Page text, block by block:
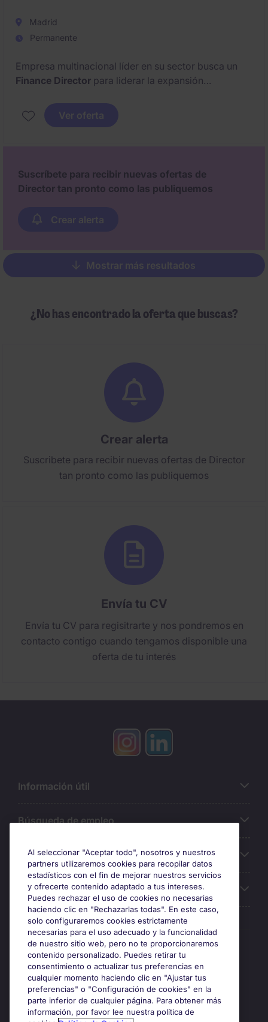
Madrid
Permanente
Empresa multinacional líder en su sector busca un
Finance Director para liderar la expansión
enMadrid Centro . El candidato ideal contará con
8 años de experienciaen una multinacional de
Ver oferta
Suscríbete para recibir nuevas ofertas de
Director tan pronto como las publiquemos
Crear alerta
Pagination
Mostrar más resultados
¿No has encontrado la oferta que buscas?
Crear alerta
Suscribete para recibir nuevas ofertas de Director
tan pronto como las publiquemos
Envía tu CV
Envía tu CV para regisitrarte y nos pondremos en
contacto contigo cuando tengamos disponible una
oferta de tu interés
Información útil
Búsqueda de empleo
Oficinas
Sobre Michael Page
Premios y certificaciones
Al seleccionar "Aceptar todo", nosotros y nuestros
partners utilizaremos cookies para recopilar datos
estadísticos con el fin de mejorar nuestros servicios
y ofrecerte contenido adaptado a tus intereses.
Puedes rechazar el uso de cookies no necesarias
haciendo clic en "Rechazarlas todas". En este caso,
solo configuraremos cookies estrictamente
necesarias para el uso adecuado y la funcionalidad
de nuestro sitio web, pero no te proporcionaremos
contenido personalizado. Puedes retirar tu
consentimiento o actualizar tus preferencias en
cualquier momento haciendo clic en "Ajustar tus
preferencias" o "Configuración de cookies" en la
parte inferior de cualquier página. Para obtener más
información, por favor lee nuestra política de